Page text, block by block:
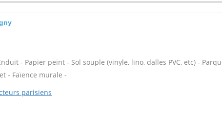
- Papier peint - Sol souple (vinyle, lino, dalles PVC, etc) -
- Faïence murale -
parisiens